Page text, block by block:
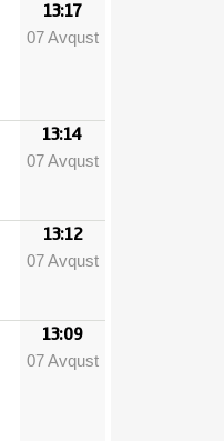
13:17
07 Avqust
13:14
07 Avqust
13:12
07 Avqust
13:09
07 Avqust